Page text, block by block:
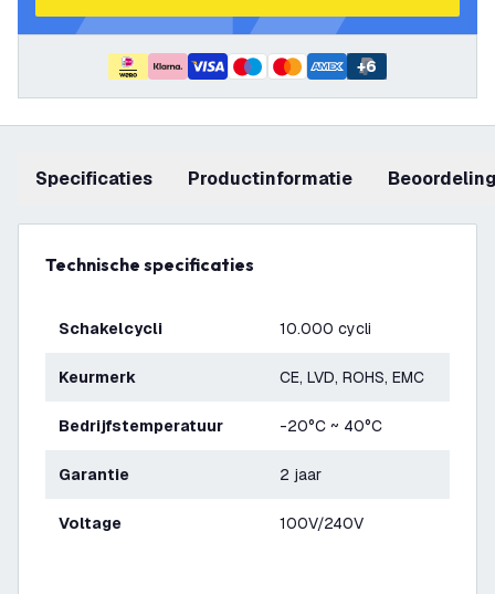
+6
Specificaties productinformatie
Technische specificaties
Schakelcycli 10.000 cycli
Keurmerk CE, LVD, ROHS, EMC
Bedrijfstemperatuur -20°C ~ 40°C
Garantie 2 jaar
Voltage 100V/240V